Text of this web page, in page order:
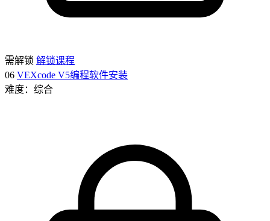
需解锁 解锁课程
06 VEXcode V5编程软件安装
难度：综合